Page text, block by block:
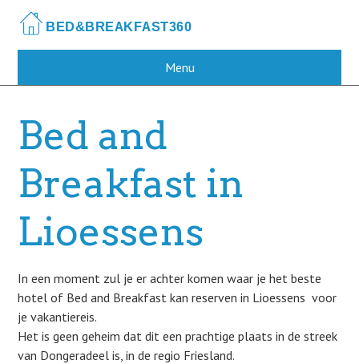
main
Menu
Bed and
Breakfast in
Lioessens
In een moment zul je er achter komen waar je het beste
hotel of Bed and Breakfast kan reserven in Lioessens voor
je vakantiereis.
Het is geen geheim dat dit een prachtige plaats in de streek
van Dongeradeel is, in de regio Friesland.